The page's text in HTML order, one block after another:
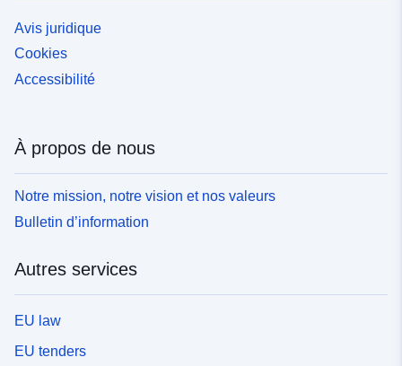
Avis juridique
Cookies
Accessibilité
À propos de nous
Notre mission, notre vision et nos valeurs
Bulletin d’information
Autres services
EU law
EU tenders